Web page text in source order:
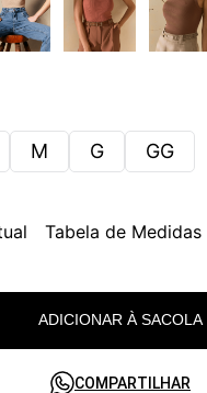
M G GG
Tabela de Medidas
ADICIONAR À SACOLA
COMPARTILHAR